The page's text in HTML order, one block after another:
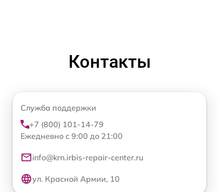
Контакты
Служба поддержки
+7 (800) 101-14-79
Ежедневно с 9:00 до 21:00
info@krn.irbis-repair-center.ru
ул. Красной Армии, 10